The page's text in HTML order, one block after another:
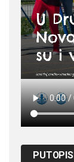
PUTOPISI